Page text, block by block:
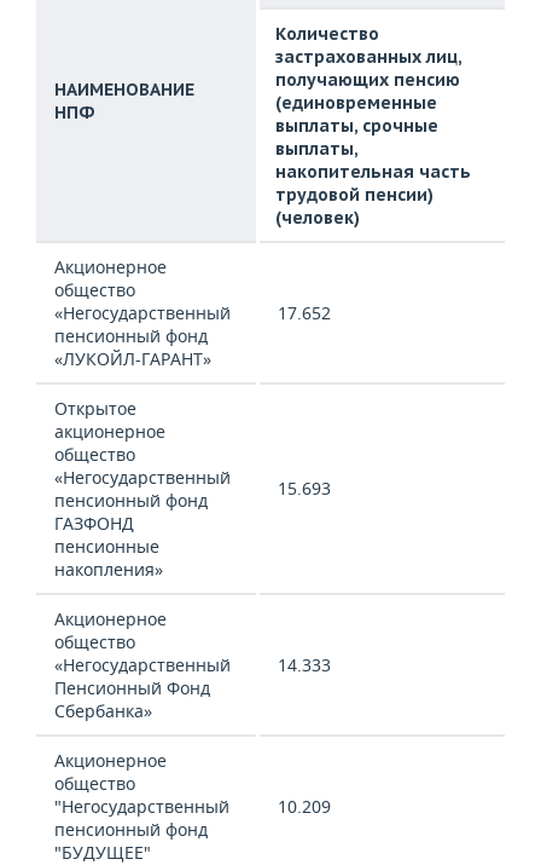
ТАТАРСТАНА
ИНВЕСТИЦИИ
НЕФТЕХИМИЯ
ЭНЕРГЕТИКА
НОВОСТИ БИЗНЕСА
УСЛУГИ
ТЕХНОЛОГИИ
МЕДИА
ТЕЛЕКОММУНИКАЦИИ
ВЫЕЗДНАЯ РЕДАКЦИЯ
БИЗНЕС-БРАНЧИ
ONLINE-КОНФЕРЕНЦИИ
ОТКРЫТАЯ ЛЕКЦИЯ
НОВОСТИ СПОРТА
ФУТБОЛ
ХОККЕЙ
БАСКЕТБОЛ
ВОЛЕЙБОЛ
КИБЕРСПОРТ
ФИГУРНОЕ КАТАНИЕ
ВОДНЫЕ ВИДЫ СПОРТА
ХОККЕЙ С МЯЧОМ
ОБЩЕСТВО
НОВОСТИ ОБЩЕСТВА
ВЛАСТЬ
ИНФРАСТРУКТУРА
ИСТОРИЯ
КУЛЬТУРА
МЕДИЦИНА
ОБРАЗОВАНИЕ
ПРОИСШЕСТВИЯ
ФОТОГАЛЕРЕЯ
СЮЖЕТЫ
СПРАВОЧНИК
СПИСОК ПЕРСОН
СПИСОК КОМПАНИЙ
ПОЛНАЯ ВЕРСИЯ
НАИМЕНОВАНИЕ
НПФ
Количество
застрахованных лиц,
получающих пенсию
(единовременные
выплаты, срочные
выплаты,
накопительная часть
трудовой пенсии)
(человек)
Акционерное
общество
«Негосударственный
пенсионный фонд
«ЛУКОЙЛ-ГАРАНТ»
17.652
Открытое
акционерное
общество
«Негосударственный
пенсионный фонд
ГАЗФОНД
пенсионные
накопления»
15.693
Акционерное
общество
«Негосударственный
Пенсионный Фонд
Сбербанка»
14.333
Акционерное
общество
"Негосударственный
пенсионный фонд
"БУДУЩЕЕ"
10.209